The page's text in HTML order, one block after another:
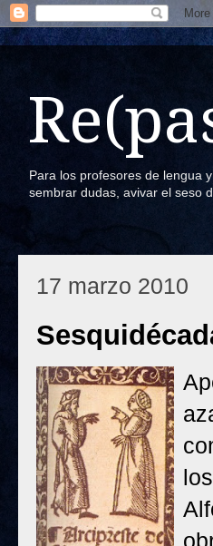
Para los profesores de lengua
sembrar dudas, avivar el seso
17 marzo 2010